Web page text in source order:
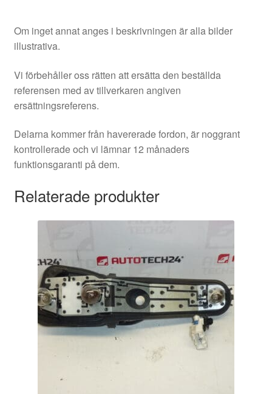
Om inget annat anges i beskrivningen är alla bilder
illustrativa.
Vi förbehåller oss rätten att ersätta den beställda
referensen med av tillverkaren angiven
ersättningsreferens.
Delarna kommer från havererade fordon, är noggrant
kontrollerade och vi lämnar 12 månaders
funktionsgaranti på dem.
Relaterade produkter